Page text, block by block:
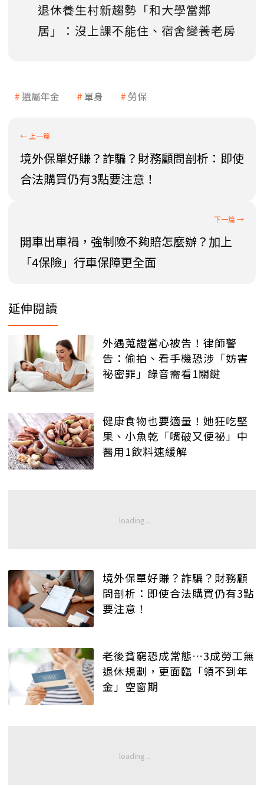
退休養生村新趨勢「和大學當鄰
居」：沒上課不能住、宿舍變養老房
遺屬年金 單身 勞保
境外保單好賺？詐騙？財務顧問剖析：即使
合法購買仍有3點要注意！
開車出車禍，強制險不夠賠怎麼辦？加上
「4保險」行車保障更全面
延伸閱讀
外遇蒐證當心被告！律師警
告：偷拍、看手機恐涉「妨害
祕密罪」錄音需看1關鍵
健康食物也要適量！她狂吃堅
果、小魚乾「嘴破又便祕」中
醫用1飲料速緩解
境外保單好賺？詐騙？財務顧
問剖析：即使合法購買仍有3點
要注意！
老後貧窮恐成常態…3成勞工無
退休規劃，更面臨「領不到年
金」空窗期